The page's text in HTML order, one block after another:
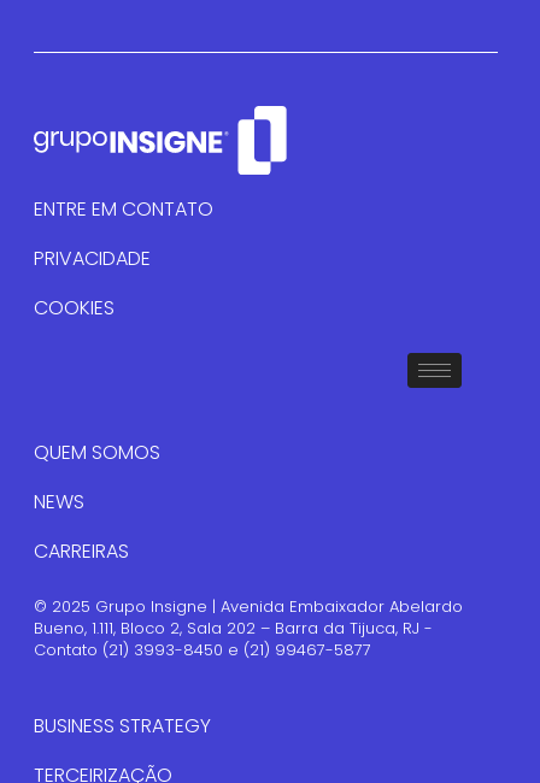
ENTRE EM CONTATO
PRIVACIDADE
COOKIES
QUEM SOMOS
NEWS
CARREIRAS
© 2025 Grupo Insigne | Avenida Embaixador Abelardo
Bueno, 1.111, Bloco 2, Sala 202 – Barra da Tijuca, RJ -
Contato (21) 3993-8450 e (21) 99467-5877
BUSINESS STRATEGY
TERCEIRIZAÇÃO